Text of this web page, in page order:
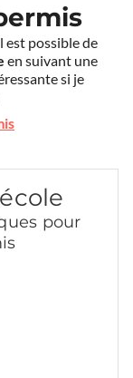
est possible de
en suivant une
si je
pour